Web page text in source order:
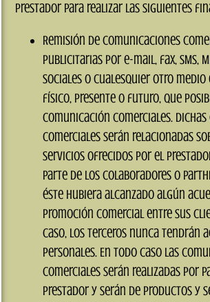
prestador para realizar las siguientes
Remisión de comunicaciones
publicitarias por e-mail, fax, SMS,
sociales o cualesquier otro
físico, presente o futuro, que
comunicación comerciales.
comerciales serán relacionadas
servicios ofrecidos por el
parte de los colaboradores o
éste hubiera alcanzado algún
promoción comercial entre sus
caso, los terceros nunca tendrán
personales. En todo caso las
comerciales serán realizadas por
prestador y serán de productos y